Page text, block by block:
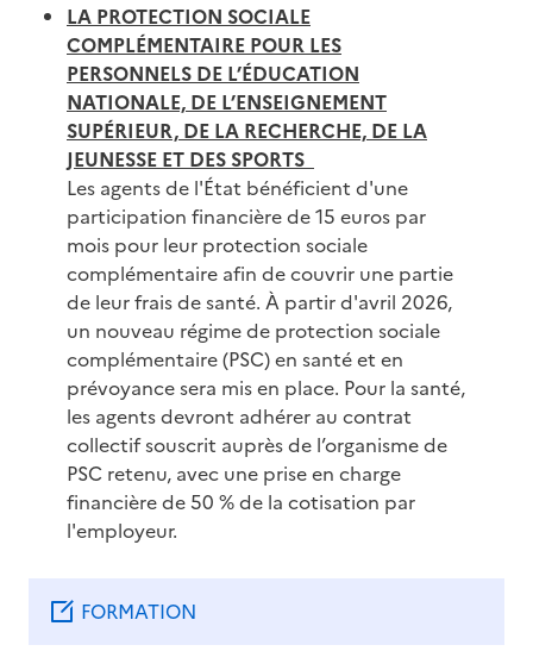
LA PROTECTION SOCIALE
COMPLÉMENTAIRE POUR LES
PERSONNELS DE L’ÉDUCATION
NATIONALE, DE L’ENSEIGNEMENT
SUPÉRIEUR, DE LA RECHERCHE, DE LA
JEUNESSE ET DES SPORTS
Les agents de l'État bénéficient d'une
participation financière de 15 euros par
mois pour leur protection sociale
complémentaire afin de couvrir une partie
de leur frais de santé. À partir d'avril 2026,
un nouveau régime de protection sociale
complémentaire (PSC) en santé et en
prévoyance sera mis en place. Pour la santé,
les agents devront adhérer au contrat
collectif souscrit auprès de l’organisme de
PSC retenu, avec une prise en charge
financière de 50 % de la cotisation par
l'employeur.
FORMATION